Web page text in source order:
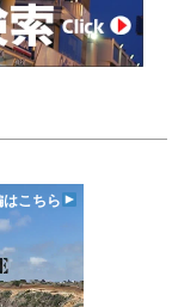
はこちら